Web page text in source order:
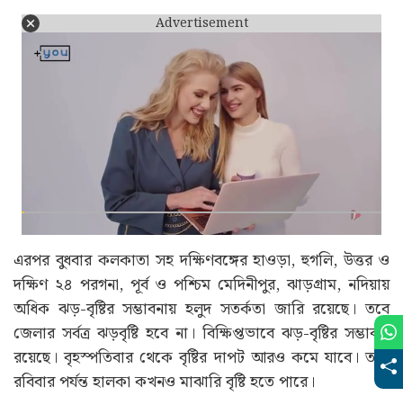
Advertisement
এরপর বুধবার কলকাতা সহ দক্ষিণবঙ্গের হাওড়া, হুগলি, উত্তর ও
দক্ষিণ ২৪ পরগনা, পূর্ব ও পশ্চিম মেদিনীপুর, ঝাড়গ্রাম, নদিয়ায়
অধিক ঝড়-বৃষ্টির সম্ভাবনায় হলুদ সতর্কতা জারি রয়েছে। তবে
জেলার সর্বত্র ঝড়বৃষ্টি হবে না। বিক্ষিপ্তভাবে ঝড়-বৃষ্টির সম্ভাবনা
রয়েছে। বৃহস্পতিবার থেকে বৃষ্টির দাপট আরও কমে যাবে। তবে
রবিবার পর্যন্ত হালকা কখনও মাঝারি বৃষ্টি হতে পারে।